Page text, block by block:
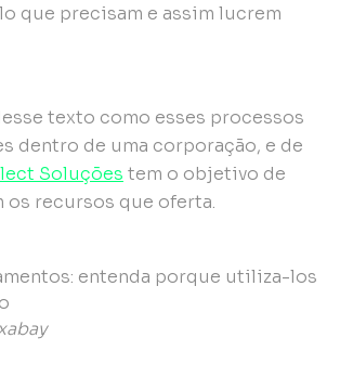
que precisam e assim lucrem
texto como esses processos
dentro de uma corporação, e de
Soluções tem o objetivo de
recursos que oferta.